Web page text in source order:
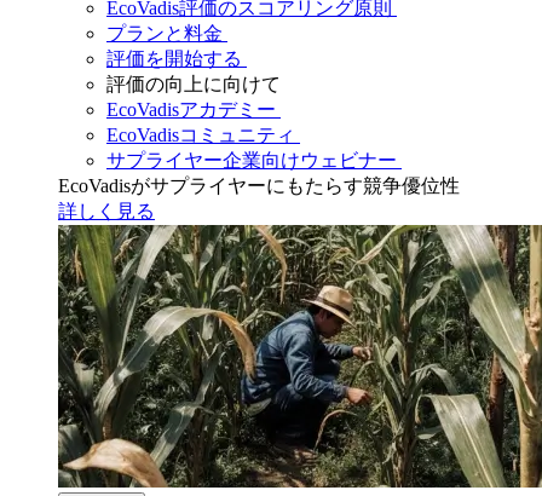
EcoVadis評価のスコアリング原則
プランと料金
評価を開始する
評価の向上に向けて
EcoVadisアカデミー
EcoVadisコミュニティ
サプライヤー企業向けウェビナー
EcoVadisがサプライヤーにもたらす競争優位性
詳しく見る